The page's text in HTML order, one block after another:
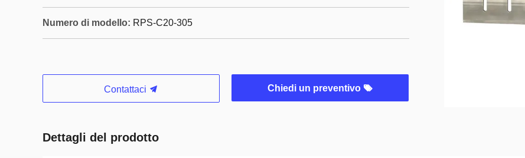
Numero di modello: RPS-C20-305
Contattaci Chiedi un preventivo
Dettagli del prodotto